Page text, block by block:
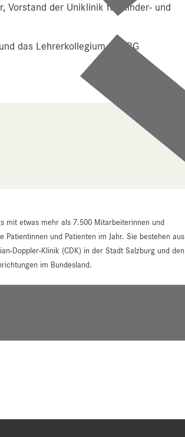
Vorstand der Uniklinik für Kinder- und
das Lehrerkollegium des BG
mit etwas mehr als 7.500 Mitarbeiterinnen und
und Patienten im Jahr. Sie bestehen aus
Doppler-Klinik (CDK) in der Stadt Salzburg und den
im Bundesland.